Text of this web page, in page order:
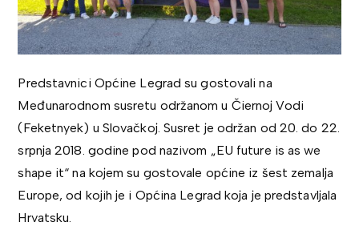
Predstavnici Općine Legrad su gostovali na
Međunarodnom susretu održanom u Čiernoj Vodi
(Feketnyek) u Slovačkoj. Susret je održan od 20. do 22.
srpnja 2018. godine pod nazivom „EU future is as we
shape it“ na kojem su gostovale općine iz šest zemalja
Europe, od kojih je i Općina Legrad koja je predstavljala
Hrvatsku.